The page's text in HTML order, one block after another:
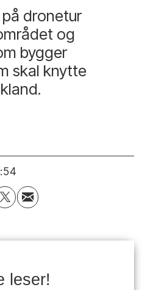
dronetur
og
bygger
skal knytte
leser!